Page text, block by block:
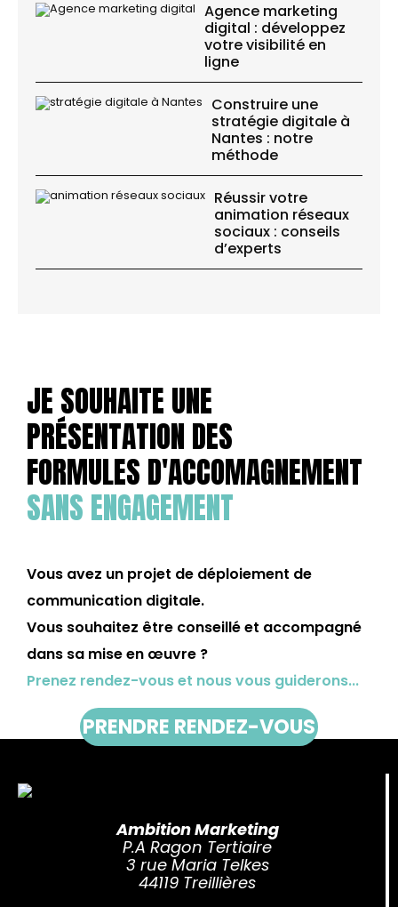
Agence marketing
digital : développez
votre visibilité en
ligne
Construire une
stratégie digitale à
Nantes : notre
méthode
Réussir votre
animation réseaux
sociaux : conseils
d’experts
JE SOUHAITE UNE
PRÉSENTATION DES
FORMULES D'ACCOMAGNEMENT
SANS ENGAGEMENT
Vous avez un projet de déploiement de
communication digitale.
Vous souhaitez être conseillé et accompagné
dans sa mise en œuvre ?
Prenez rendez-vous et nous vous guiderons...
PRENDRE RENDEZ-VOUS
Ambition Marketing
P.A Ragon Tertiaire
3 rue Maria Telkes
44119 Treillières